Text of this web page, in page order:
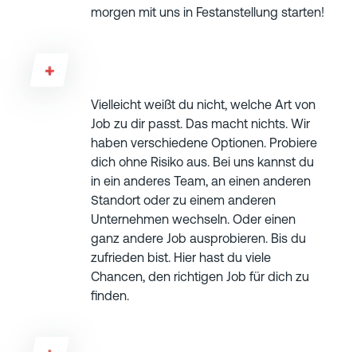
morgen mit uns in Festanstellung starten!
Vielleicht weißt du nicht, welche Art von
Job zu dir passt. Das macht nichts. Wir
haben verschiedene Optionen. Probiere
dich ohne Risiko aus. Bei uns kannst du
in ein anderes Team, an einen anderen
Standort oder zu einem anderen
Unternehmen wechseln. Oder einen
ganz andere Job ausprobieren. Bis du
zufrieden bist. Hier hast du viele
Chancen, den richtigen Job für dich zu
finden.